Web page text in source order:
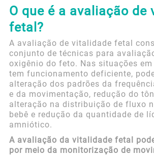
O que é a avaliação de
fetal?
A avaliação de vitalidade fetal
conjunto de técnicas para
oxigênio do feto. Nas situações
tem funcionamento deficiente,
alteração dos padrões da
e da movimentação, redução do
alteração na distribuição de fluxo
bebê e redução da quantidade de
amniótico.
A avaliação da vitalidade fetal
por meio da monitorização de